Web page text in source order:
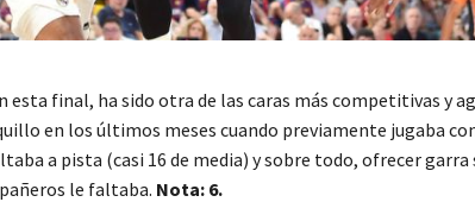
esta final, ha sido otra de las caras más competitivas y
en los últimos meses cuando previamente jugaba
a pista (casi 16 de media) y sobre todo, ofrecer
le faltaba. Nota: 6.